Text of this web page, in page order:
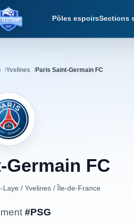
Détections Foot
Pôles espoirsSections
Yvelines Paris Saint-Germain FC
Germain FC
Laye / Yvelines / Île-de-France
#PSG